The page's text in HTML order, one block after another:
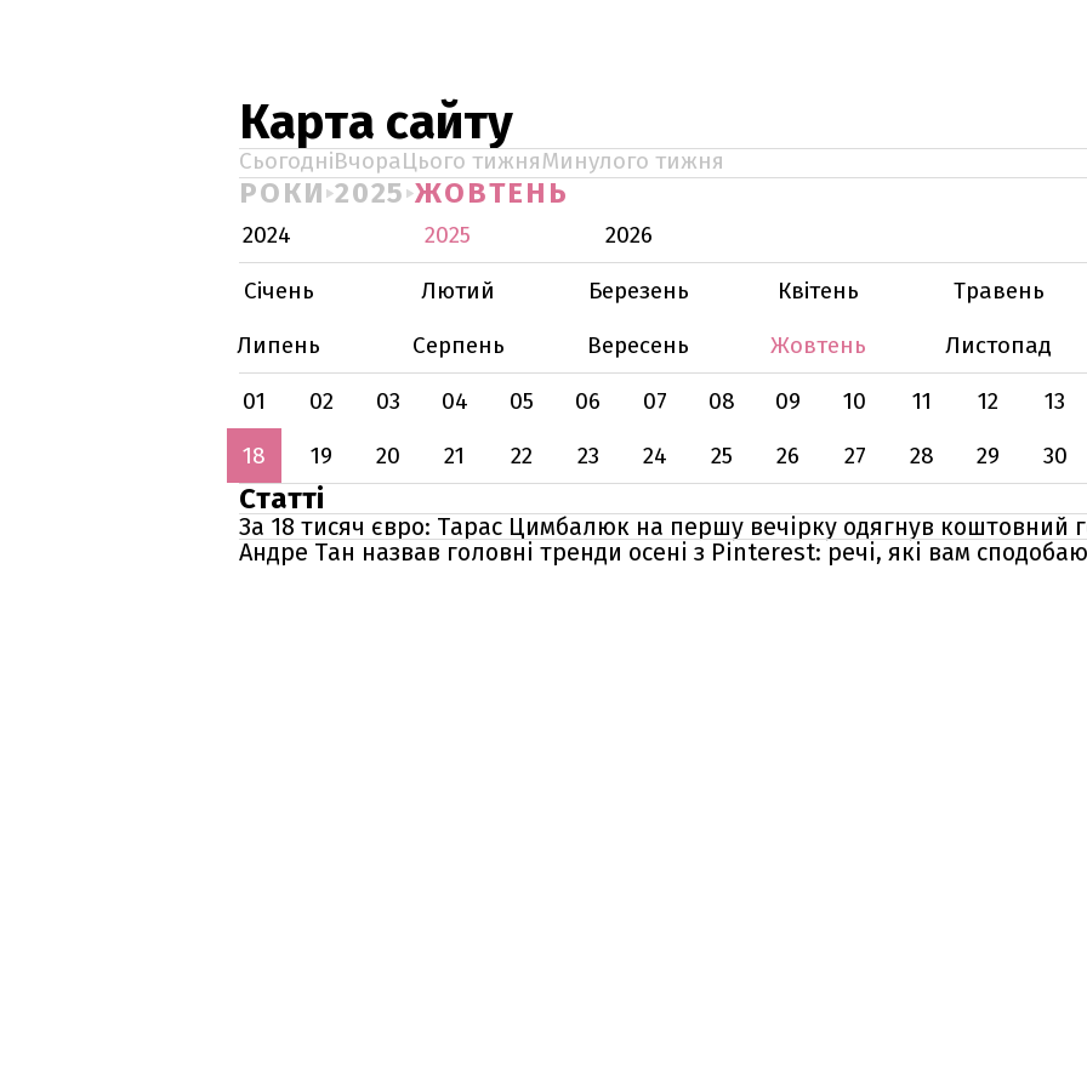
Карта сайту
СьогодніВчораЦього тижняМинулого тижня
РОКИ 2025 ЖОВТЕНЬ
2024 2025
2026
Січень
Лютий Березень Квітень Травень
Липень
Серпень Вересень Жовтень Листопад
01
02 03 04 05 06 07 08 09 10 11 12 13
18
19 20 21 22 23 24 25 26 27 28 29 30
Статті
За 18 тисяч євро: Тарас Цимбалюк на першу вечірку одягнув коштовний
Андре Тан назвав головні тренди осені з Pinterest: речі, які вам